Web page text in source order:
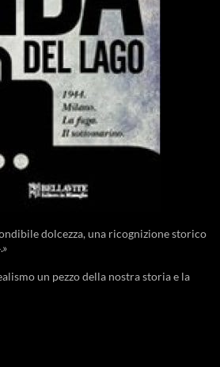
dolcezza, una ricognizione storico
un pezzo della nostra storia e la